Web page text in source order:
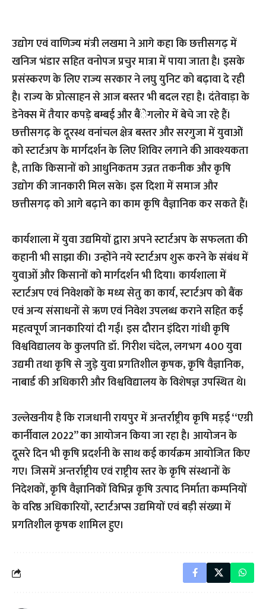
उद्योग एवं वाणिज्य मंत्री लखमा ने आगे कहा कि छत्तीसगढ़ में
खनिज भंडार सहित वनोपज प्रचुर मात्रा में पाया जाता है। इसके
प्रसंस्करण के लिए राज्य सरकार ने लघु युनिट को बढ़ावा दे रही
है। राज्य के प्रोत्साहन से आज बस्तर भी बदल रहा है। दंतेवाड़ा के
डेनेक्स में तैयार कपड़े बम्बई और बैंेगलोर में बेचे जा रहे हैं।
छत्तीसगढ़ के दूरस्थ वनांचल क्षेत्र बस्तर और सरगुजा में युवाओें
को स्टार्टअप के मार्गदर्शन के लिए शिविर लगाने की आवश्यकता
है, ताकि किसानों को आधुनिकतम उन्नत तकनीक और कृषि
उद्योग की जानकारी मिल सके। इस दिशा में समाज और
छत्तीसगढ़ को आगे बढ़ाने का काम कृषि वैज्ञानिक कर सकते हैं।
कार्यशाला में युवा उद्यमियों द्वारा अपने स्टार्टअप के सफलता की
कहानी भी साझा की। उन्होंने नये स्टार्टअप शुरू करने के संबंध में
युवाओं और किसानों को मार्गदर्शन भी दिया। कार्यशाला में
स्टार्टअप एवं निवेशकों के मध्य सेतु का कार्य, स्टार्टअप को बैंक
एवं अन्य संसाधनों से ऋण एवं निवेश उपलब्ध कराने सहित कई
महत्वपूर्ण जानकारियां दी गईं। इस दौरान इंदिरा गांधी कृषि
विश्वविद्यालय के कुलपति डॉ. गिरीश चंदेल, लगभग 400 युवा
उद्यमी तथा कृषि से जुडे़ युवा प्रगतिशील कृषक, कृषि वैज्ञानिक,
नाबार्ड की अधिकारी और विश्वविद्यालय के विशेषज्ञ उपस्थित थे।
उल्लेखनीय है कि राजधानी रायपुर में अन्तर्राष्ट्रीय कृषि मड़ई ‘‘एग्री
कार्नीवाल 2022’’ का आयोजन किया जा रहा है। आयोजन के
दूसरे दिन भी कृषि प्रदर्शनी के साथ कई कार्यक्रम आयोजित किए
गए। जिसमें अन्तर्राष्ट्रीय एवं राष्ट्रीय स्तर के कृषि संस्थानों के
निदेशकों, कृषि वैज्ञानिकों विभिन्न कृषि उत्पाद निर्माता कम्पनियों
के वरिष्ठ अधिकारियों, स्टार्टअप्स उद्यमियों एवं बड़ी संख्या में
प्रगतिशील कृषक शामिल हुए।